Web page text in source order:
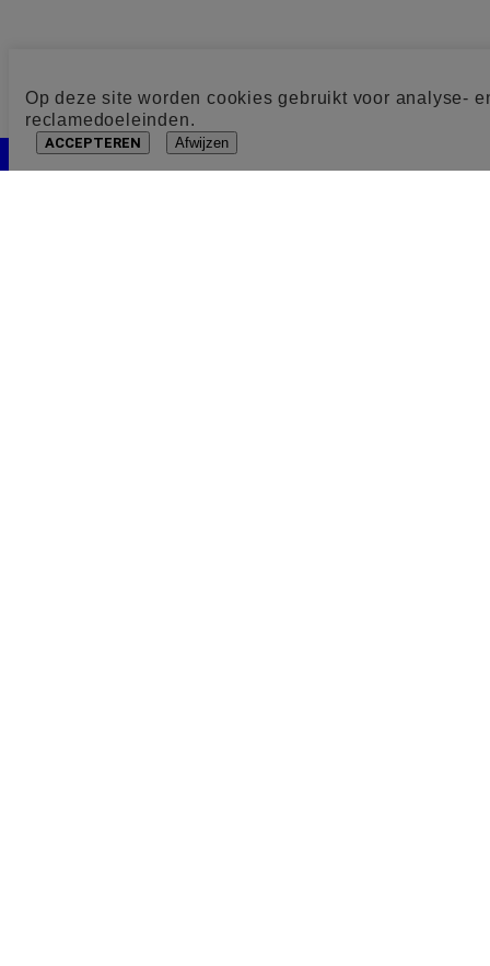
Op deze site worden cookies gebruikt voor analyse-
reclamedoeleinden.
ACCEPTEREN Afwijzen
Cookie toestemming